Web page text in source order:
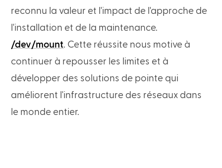
reconnu la valeur et l'impact de l'approche de
l'installation et de la maintenance.
/dev/mount. Cette réussite nous motive à
continuer à repousser les limites et à
développer des solutions de pointe qui
améliorent l'infrastructure des réseaux dans
le monde entier.